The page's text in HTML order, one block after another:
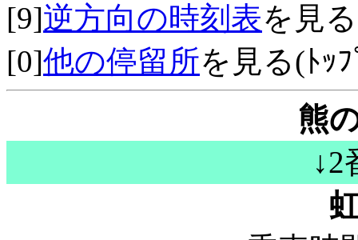
[9]逆方向の時刻表を見る
[0]他の停留所を見る(ﾄｯ
熊
↓2